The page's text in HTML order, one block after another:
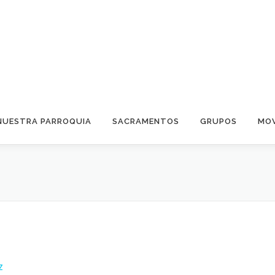
PARROQUIA SACRAMENTOS GRUPOS